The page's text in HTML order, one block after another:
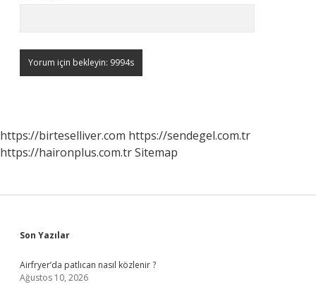
https://birteselliver.com https://sendegel.com.tr
https://haironplus.com.trSitemap
Sidebar
Son Yazılar
Airfryer’da patlıcan nasıl közlenir ?
Ağustos 10, 2026